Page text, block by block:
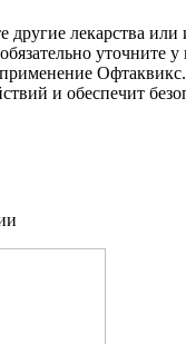
лекарства или
уточните у
и обеспечит